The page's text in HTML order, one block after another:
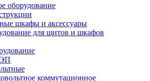
оборудование
шкафы и аксессуары
для щитов и шкафов
коммутационное